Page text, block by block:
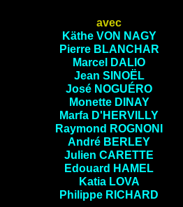
avec
KätheVON NAGY
Pierre BLANCHAR
Marcel DALIO
Jean SINOËL
José NOGUÉRO
Monette DINAY
Marfa D'HERVILLY
Raymond ROGNONI
André BERLEY
Julien CARETTE
Edouard HAMEL
Katia LOVA
Philippe RICHARD